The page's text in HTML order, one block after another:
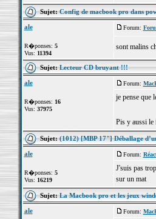
Sujet:Config de macbook pro dans
ale
R�ponses: 5
Vus: 11394
Forum:
sont malins
Sujet:Lecteur CD bruyant !!!
ale
R�ponses: 16
Vus: 37975
Forum:
je pense que
Pis y aussi le
Sujet:(1012) [MBP 17"] Déballage
ale
R�ponses: 5
Vus: 16219
Forum:
J'suis pas
sur un mat
Sujet:La Macbook pro et les jeux
ale Forum: